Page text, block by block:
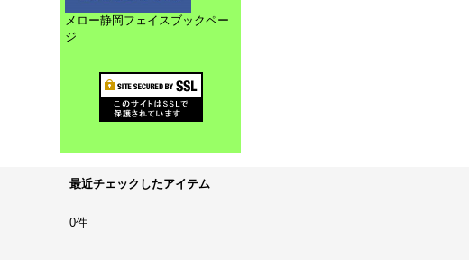
メロー静岡フェイスブックペー
ジ
最近チェックしたアイテム
0件